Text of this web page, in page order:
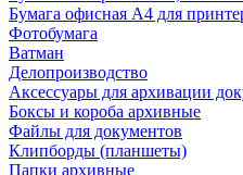
Бумага офисная А4 для
Фотобумага
Ватман
Делопроизводство
Аксессуары для архивации
Боксы и короба архивные
Файлы для документов
Клипборды (планшеты)
Папки архивные